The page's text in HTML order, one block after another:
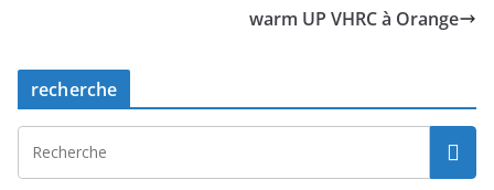
warm UP VHRC à Orange
recherche